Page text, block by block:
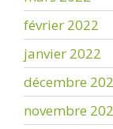
février 2022
janvier 2022
décembre
novembre